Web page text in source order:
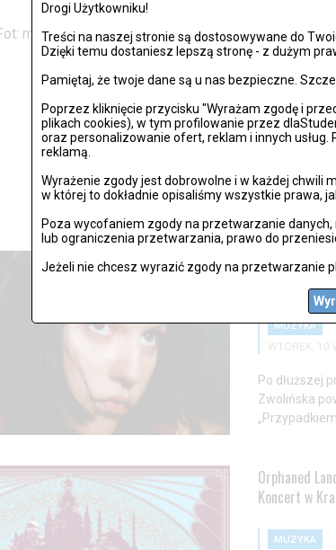
Drogi Użytkowniku!
Treści na naszej stronie są dostosowywane do
Dzięki temu dostaniesz lepszą stronę - z dużym
Pamiętaj, że twoje dane są u nas bezpieczne.
Poprzez kliknięcie przycisku "Wyrażam zgodę i
plikach cookies), w tym profilowanie przez
oraz personalizowanie ofert, reklam i innych
reklamą.
Wyrażenie zgody jest dobrowolne i w każdej chwili
w której to dokładnie opisaliśmy wszystkie prawa,
Poza wycofaniem zgody na przetwarzanie
lub ograniczenia przetwarzania, prawo do
Jeżeli nie chcesz wyrazić zgody na przetwarzanie
Muzyczna
udziałem
WTOREK, 10
powraca z
Wiktoria
muzyczne
MUZYKA
WTOREK, 10
Po dłuższej
Zwolińska
Orphaned
Koncert w
MUZYKA